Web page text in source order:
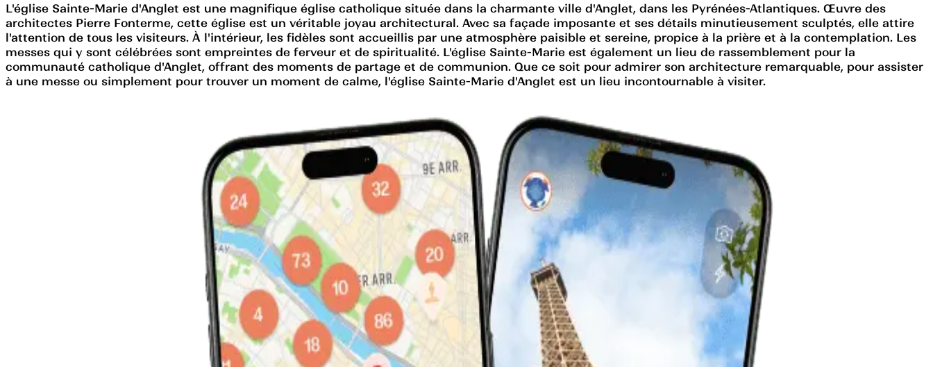
L'église Sainte-Marie d'Anglet est une magnifique église catholique située dans la charmante ville d'Anglet, dans les Pyrénées-Atlantiques. Œuvre des
architectes Pierre Fonterme, cette église est un véritable joyau architectural. Avec sa façade imposante et ses détails minutieusement sculptés, elle attire
l'attention de tous les visiteurs. À l'intérieur, les fidèles sont accueillis par une atmosphère paisible et sereine, propice à la prière et à la contemplation. Les
messes qui y sont célébrées sont empreintes de ferveur et de spiritualité. L'église Sainte-Marie est également un lieu de rassemblement pour la
communauté catholique d'Anglet, offrant des moments de partage et de communion. Que ce soit pour admirer son architecture remarquable, pour assister
à une messe ou simplement pour trouver un moment de calme, l'église Sainte-Marie d'Anglet est un lieu incontournable à visiter.